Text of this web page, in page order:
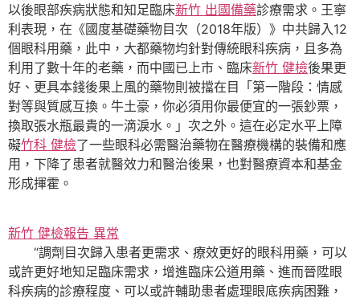
以後眼部疾病狀態和知足臨床新竹 出國備藥診療需求。王寧
利表現，在《國度基礎藥物目次（2018年版）》中共歸入12
個眼科用藥，此中，大都藥物均針對傳統眼科疾病，且多為
利用了數十年的老藥，而中國已上市、臨床新竹 健檢後果更
好、更具本錢後果上風的藥物則被擋在目「第一階段：情感
對等與質感互換。牛土豪，你必須用你最便宜的一張鈔票，
換取張水瓶最貴的一滴淚水。」次之外。這在必定水平上障
礙竹科 健檢了一些眼科必需醫治藥物在醫療機構的裝備和應
用，下降了患者就醫效力和醫治後果，也對醫療資本和基金
形成揮霍。
新竹 健檢報告 異常
“調劑目次歸入患者更需求、療效更好的眼科用藥，可以
或許更好地知足臨床需求，增進臨床公道用藥、進而晉陞眼
科疾病的診療程度、可以或許輔助患者處理眼底疾病困難，